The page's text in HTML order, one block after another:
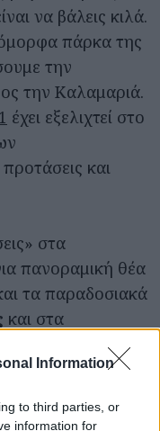
Information
to third parties, or
information for
να βάλεις κιλά.
πάρκα της
την
την Καλαμαριά.
έχει εξελιχτεί στο
και
στα
πανοραμική θέα
τα παραδοσιακά
και στα
πάντα στην λίστα
με άρωμα